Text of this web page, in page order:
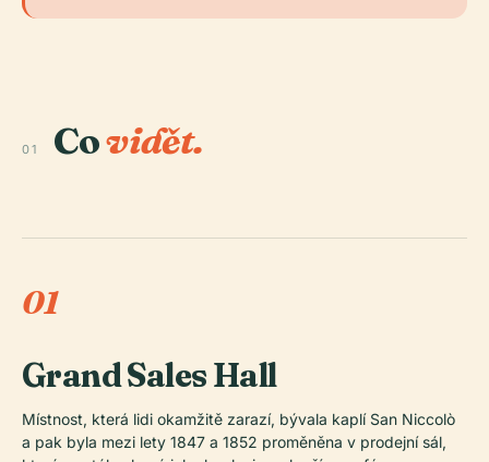
01 Covidět.
01
Grand Sales Hall
Místnost, která lidi okamžitě zarazí, bývala kaplí San Niccolò
a pak byla mezi lety 1847 a 1852 proměněna v prodejní sál,